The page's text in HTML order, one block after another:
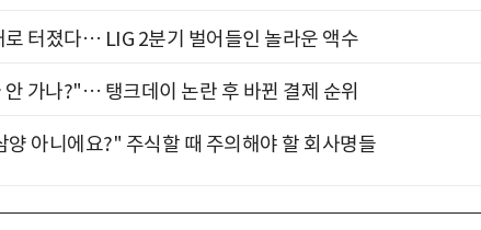
로 터졌다… LIG 2분기 벌어들인 놀라운 액수
가나?"… 탱크데이 논란 후 바뀐 결제 순위
양 아니에요?" 주식할 때 주의해야 할 회사명들